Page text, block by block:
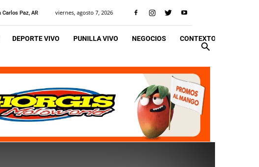
Carlos Paz, AR viernes, agosto 7, 2026
DEPORTE VIVO PUNILLA VIVO NEGOCIOS CONTEXTO